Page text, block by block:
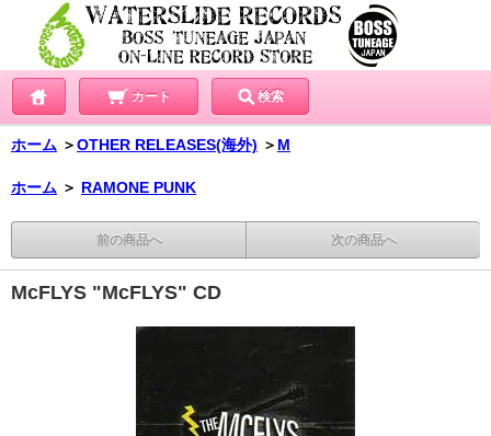
カート 検索
ホーム ＞OTHER RELEASES(海外) ＞ M
ホーム ＞ RAMONE PUNK
前の商品へ 次の商品へ
McFLYS "McFLYS" CD